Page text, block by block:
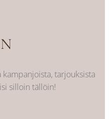
tarjouksista
silloin tällöin!